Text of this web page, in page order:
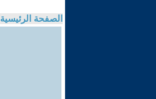
الصفحة الرئيسية